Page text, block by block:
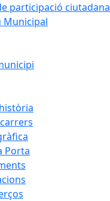
participació ciutadana
Municipal
Porta